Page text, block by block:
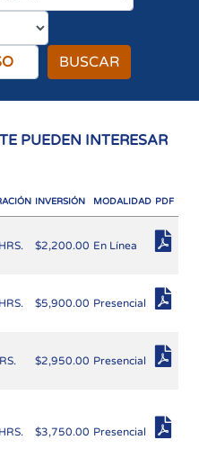
BUSCAR
PUEDEN INTERESAR
INVERSIÓN MODALIDAD PDF
$2,200.00 En Línea
$5,900.00 Presencial
$2,950.00 Presencial
$3,750.00 Presencial